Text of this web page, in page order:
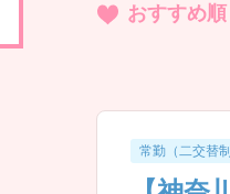
おすすめ順
常勤（二交替制